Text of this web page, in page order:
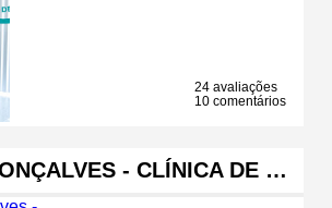
24 avaliações
10 comentários
- CLÍNICA DE …